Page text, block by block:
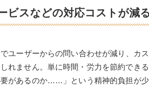
ビスなどの対応コストが減る
ユーザーからの問い合わせが減り、カ
れません。単に時間・労力を節約できる
要があるのか……」という精神的負担が